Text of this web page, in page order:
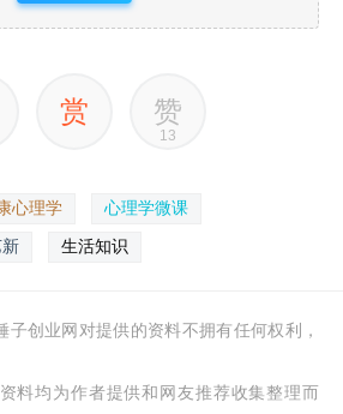
赏 赞
13
心理学 心理学微课
新 生活知识
子创业网对提供的资料不拥有任何权利，
料均为作者提供和网友推荐收集整理而